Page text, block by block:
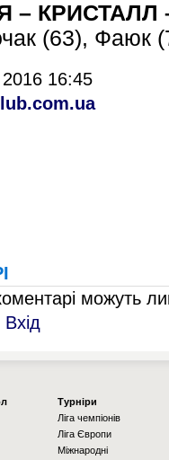
– КРИСТАЛЛ
(63), Фаюк
16:45
можуть
Вхід
Турніри
Ліга чемпіонів
Ліга Європи
Міжнародні